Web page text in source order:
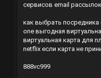
сервисов email рассылок
как выбрать посредника
one выгодная
виртуальная карта для
netflix если карта не
888vc999